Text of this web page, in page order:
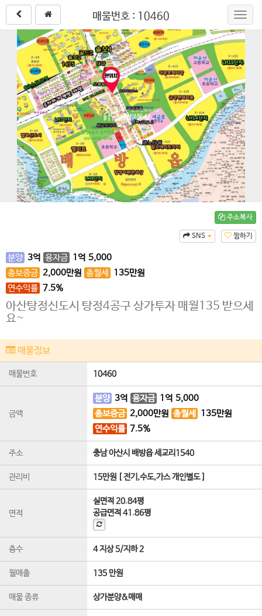
매물번호 : 10460
주소복사
찜하기
SNS
분양 3억 융자금 1 억 5,000
총보증금 2,000만원 총월세 135만원
연수익률 7.5%
아산탕정신도시 탕정4공구 상가투자 매월135 받으세
요~
매물정보
매물번호 10460
금액
분양 3억 융자금 1 억 5,000
총보증금 2,000만원 총월세 135만원
연수익률 7.5%
주소 충남 아산시 배방읍 세교리1540
관리비 15만원 [ 전기,수도,가스 개인별도 ]
면적
실면적20.84평
공급면적41.86평
층수 4 지상 5/지하 2
월매출 135 만원
매물 종류 상가분양&매매